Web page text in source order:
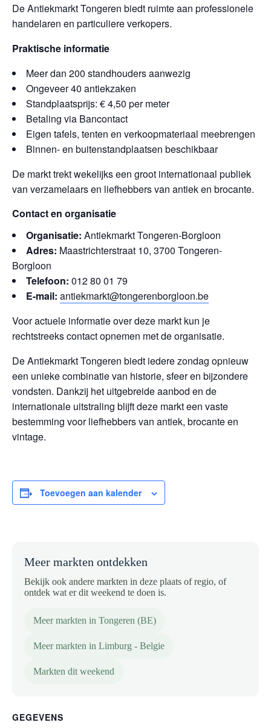
De Antiekmarkt Tongeren biedt ruimte aan professionele
handelaren en particuliere verkopers.
Praktische informatie
Meer dan 200 standhouders aanwezig
Ongeveer 40 antiekzaken
Standplaatsprijs: € 4,50 per meter
Betaling via Bancontact
Eigen tafels, tenten en verkoopmateriaal meebrengen
Binnen- en buitenstandplaatsen beschikbaar
De markt trekt wekelijks een groot internationaal publiek
van verzamelaars en liefhebbers van antiek en brocante.
Contact en organisatie
Organisatie: Antiekmarkt Tongeren-Borgloon
Adres: Maastrichterstraat 10, 3700 Tongeren-
Borgloon
Telefoon: 012 80 01 79
E-mail: antiekmarkt@tongerenborgloon.be
Voor actuele informatie over deze markt kun je
rechtstreeks contact opnemen met de organisatie.
De Antiekmarkt Tongeren biedt iedere zondag opnieuw
een unieke combinatie van historie, sfeer en bijzondere
vondsten. Dankzij het uitgebreide aanbod en de
internationale uitstraling blijft deze markt een vaste
bestemming voor liefhebbers van antiek, brocante en
vintage.
Toevoegen aan kalender
Meer markten ontdekken
Bekijk ook andere markten in deze plaats of regio, of
ontdek wat er dit weekend te doen is.
Meer markten in Tongeren (BE)
Meer markten in Limburg - Belgie
Markten dit weekend
GEGEVENS